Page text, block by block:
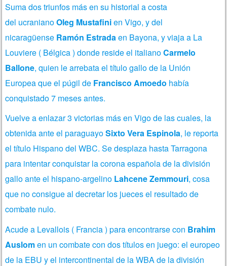
Suma dos triunfos más en su historial a costa
del ucranianoOleg Mustafinien Vigo, y del
nicaragüense Ramón Estradaen Bayona, y viaja a La
Louviere ( Bélgica ) donde reside el italianoCarmelo
Ballone, quien le arrebata el título gallo de la Unión
Europea que el púgil de Francisco Amoedo había
conquistado 7 meses antes.
Vuelve a enlazar 3 victorias más en Vigo de las cuales, la
obtenida ante el paraguayoSixto Vera Espinola, le reporta
el título Hispano del WBC. Se desplaza hasta Tarragona
para intentar conquistar la corona española de la división
gallo ante el hispano-argelino Lahcene Zemmouri, cosa
que no consigue al decretar los jueces el resultado de
combate nulo.
Acude a Levallois ( Francia ) para encontrarse con Brahim
Auslomen un combate con dos títulos en juego: el europeo
de la EBU y el intercontinental de la WBA de la división